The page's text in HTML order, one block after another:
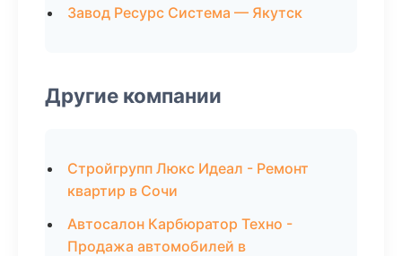
Завод Ресурс Система — Якутск
Другие компании
Стройгрупп Люкс Идеал - Ремонт
квартир в Сочи
Автосалон Карбюратор Техно -
Продажа автомобилей в